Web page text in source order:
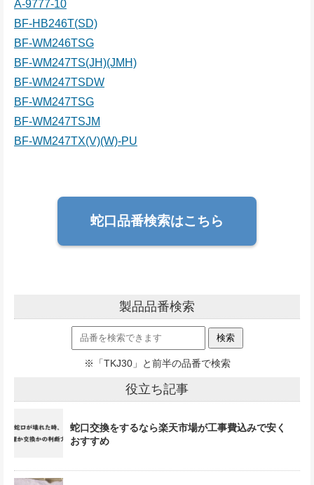
A-9777-10
BF-HB246T(SD)
BF-WM246TSG
BF-WM247TS(JH)(JMH)
BF-WM247TSDW
BF-WM247TSG
BF-WM247TSJM
BF-WM247TX(V)(W)-PU
蛇口品番検索はこちら
製品品番検索
※「TKJ30」と前半の品番で検索
役立ち記事
蛇口交換をするなら楽天市場が工事費込みで安く
おすすめ